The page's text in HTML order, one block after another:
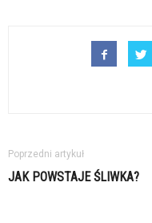
Poprzedni artykuł
JAK POWSTAJE ŚLIWKA?